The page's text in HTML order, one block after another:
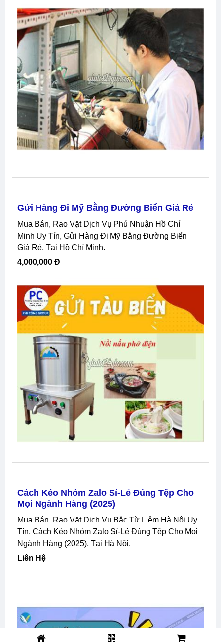
Gửi Hàng Đi Mỹ Bằng Đường Biển Giá Rẻ
Mua Bán, Rao Vặt Dịch Vụ Phú Nhuận Hồ Chí
Minh Uy Tín, Gửi Hàng Đi Mỹ Bằng Đường Biển
Giá Rẻ, Tại Hồ Chí Minh.
4,000,000 Đ
Cách Kéo Nhóm Zalo Sỉ-Lẻ Đúng Tệp Cho
Mọi Ngành Hàng (2025)
Mua Bán, Rao Vặt Dịch Vụ Bắc Từ Liêm Hà Nội Uy
Tín, Cách Kéo Nhóm Zalo Sỉ-Lẻ Đúng Tệp Cho Mọi
Ngành Hàng (2025), Tại Hà Nội.
Liên Hệ